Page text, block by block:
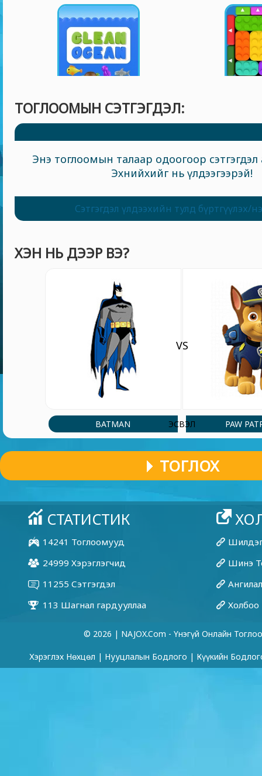
ТОГЛООМЫН СЭТГЭГДЭЛ:
Энэ тоглоомын талаар одоогоор сэтгэгдэл
Эхнийхийг нь үлдээгээрэй!
Сэтгэгдэл үлдээхийн тулд бүртгүүлэх/
ХЭН НЬ ДЭЭР ВЭ?
BATMAN
VS
ЭСВЭЛ PAW
ТОГЛОХ
© 2026 | NAJOX.com - Үнэгүй Онлайн
Хэрэглэх Нөхцөл | Нууцлалын Бодлого | Күүкийн